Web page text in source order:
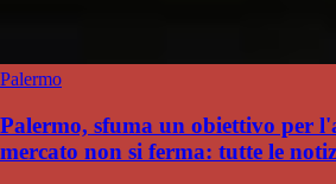
Palermo
Palermo, sfuma un obiettivo per
mercato non si ferma: tutte le